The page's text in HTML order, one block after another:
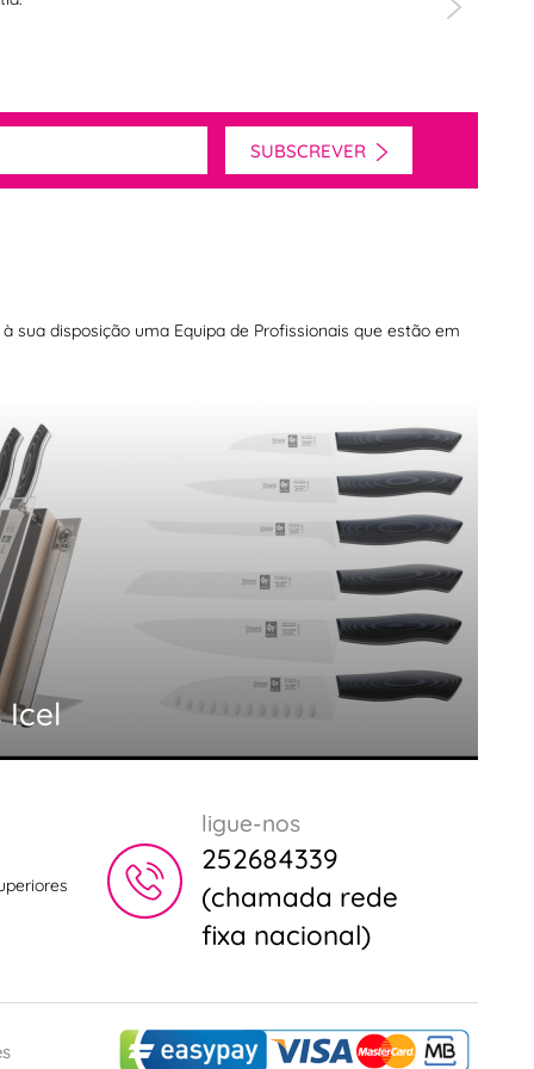
SUBSCREVER
sua disposição uma Equipa de Profissionais que estão em
Icel
ligue-nos
252684339
(chamada rede
fixa nacional)